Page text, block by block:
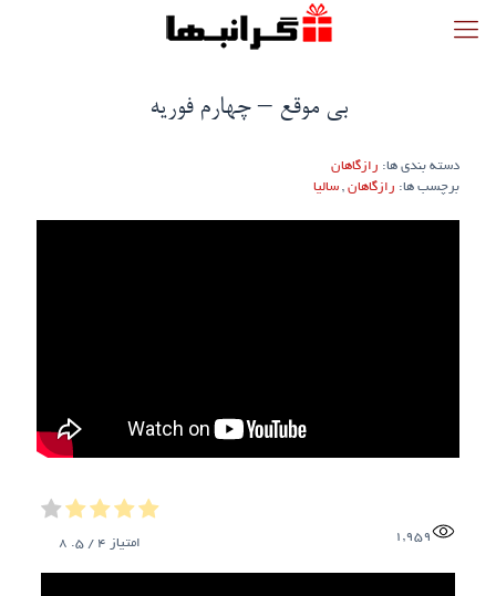
بی موقع – چهارم فوریه
دسته بندی ها: رازگاهان
برچسب ها: رازگاهان , سالیا
1,959 امتیاز 4
/ 5.
8